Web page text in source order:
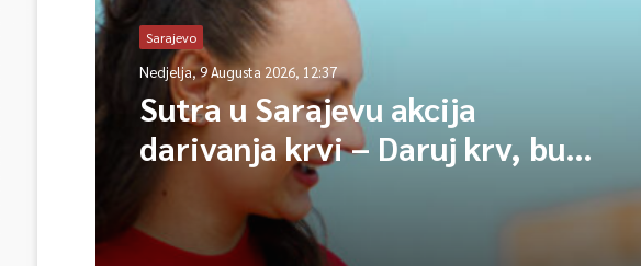
Sarajevo
Nedjelja, 9 Augusta 2026, 12:37
Sutra u Sarajevu akcija
darivanja krvi – Daruj krv, budi
opet njihov heroj